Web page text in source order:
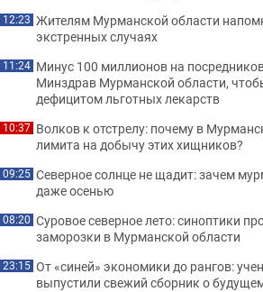
12:23 Жителям Мурманской области
экстренных случаях
11:24 Минус 100 миллионов на
Минздрав Мурманской области,
дефицитом льготных лекарств
10:37 Волков к отстрелу: почему в
лимита на добычу этих хищников?
09:25 Северное солнце не щадит: зачем
даже осенью
08:20 Суровое северное лето: синоптики
заморозки в Мурманской области
23:15 От «синей» экономики до рангов:
выпустили свежий сборник о